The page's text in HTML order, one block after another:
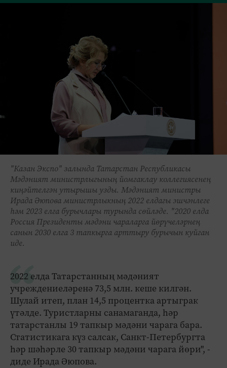
"Казан Экспо" залында Татарстан Республикасы
Мәдәният министрлыгының йомгаклау коллегиясенең
киңәйтелгән утырышы узды. Мәдәният министры
Ирада Әюпова министрлыкның 2022 елдагы эшчәнлеге
һәм 2023 елга бурычлары турында сөйләде. "2020 елда
Россия Президенты мәдәни чараларга йөрүчеләрнең
санын 2030 елга 3 тапкырга арттыру бурычын куйган
иде.
2022 елда Татарстанның мәдәният
учреждениеләренә 73,5 млн. кеше килгән.
Шулай итеп, план 14,5 процентка артыграк
үтәлде. Туристларны санамаганда, һәр
татарстанлы 19 тапкыр мәдәни чарага бара.
Статистикага күз салсак, Санкт-Петербургта
һәр шәһәрле 30 тапкыр мәдәни чарага йөри", -
диде Ирада Әюпова.